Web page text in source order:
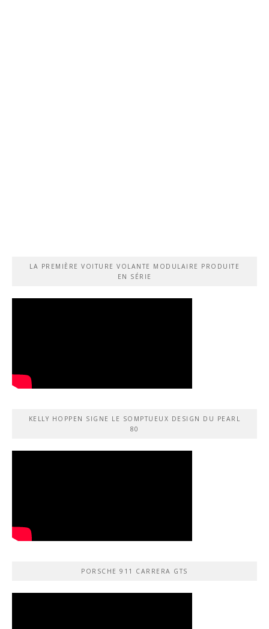
LA PREMIÈRE VOITURE VOLANTE MODULAIRE PRODUITE
EN SÉRIE
KELLY HOPPEN SIGNE LE SOMPTUEUX DESIGN DU PEARL
80
PORSCHE 911 CARRERA GTS